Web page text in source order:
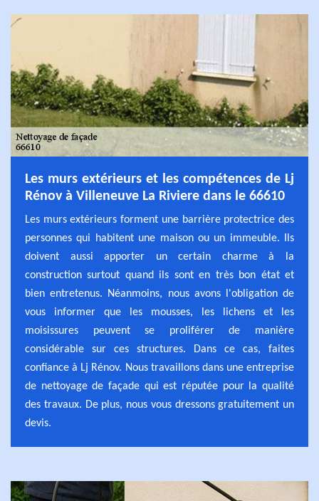
Les murs extérieurs et les compétences de Lj
Rénov à Villeneuve La Riviere dans le 66610
Les murs extérieurs forment une barrière protectrice des
personnes qui habitent une maison ou un immeuble. Ils
doivent aussi apporter un certain charme à la
construction surtout quand ils sont en très bon état et
bien entretenus. Néanmoins, nous avons l'obligation de
vous informer que les mousses, les lichens et les
moisissures peuvent se proliférer de manière
considérable sur ces structures. Dans ce cas, faites
confiance à Lj Rénov. Nous travaillons dans une entreprise
de nettoyage de façade qui est réputée pour la qualité
des travaux. De plus, nous vous dressons gratuitement un
devis.